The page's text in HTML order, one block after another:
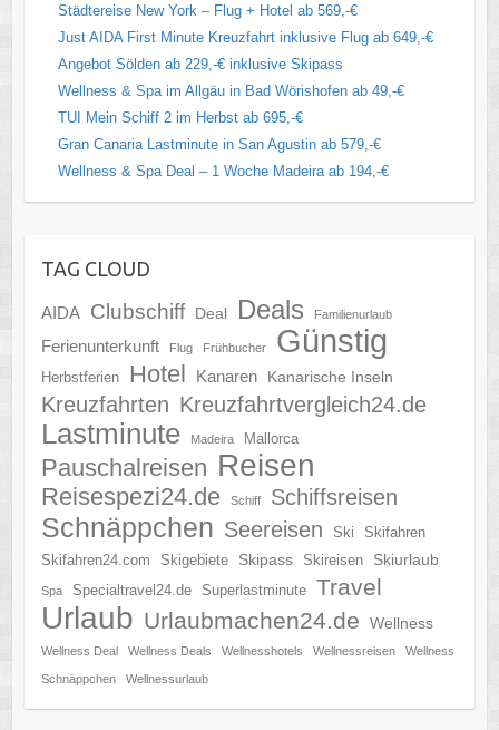
Städtereise New York – Flug + Hotel ab 569,-€
Just AIDA First Minute Kreuzfahrt inklusive Flug ab 649,-€
Angebot Sölden ab 229,-€ inklusive Skipass
Wellness & Spa im Allgäu in Bad Wörishofen ab 49,-€
TUI Mein Schiff 2 im Herbst ab 695,-€
Gran Canaria Lastminute in San Agustin ab 579,-€
Wellness & Spa Deal – 1 Woche Madeira ab 194,-€
TAG CLOUD
AIDA Clubschiff Deal Deals Familienurlaub
Ferienunterkunft Flug Frühbucher Günstig
Herbstferien Hotel Kanaren Kanarische Inseln
Kreuzfahrten Kreuzfahrtvergleich24.de
Lastminute Madeira Mallorca
Pauschalreisen Reisen
Reisespezi24.de Schiff Schiffsreisen
Schnäppchen Seereisen Ski
Skifahren
Skifahren24.com
Skigebiete Skipass Skireisen Skiurlaub
Spa Specialtravel24.de Superlastminute Travel
Urlaub Urlaubmachen24.de Wellness
Wellness Deal Wellness Deals Wellnesshotels Wellnessreisen Wellness
Schnäppchen Wellnessurlaub